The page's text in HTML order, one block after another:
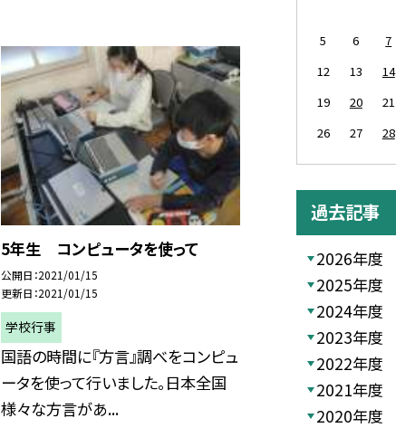
5年生 コンピュータを使って
公開日 2021/01/15
更新日 2021/01/15
学校行事
国語の時間に『方言』調べをコンピュ
ータを使って行いました。日本全国
様々な方言があ...
5
6 7
12
13 14
19
20 21
26
27 28
過去記事
2026年度
2025年度
2024年度
2023年度
2022年度
2021年度
2020年度